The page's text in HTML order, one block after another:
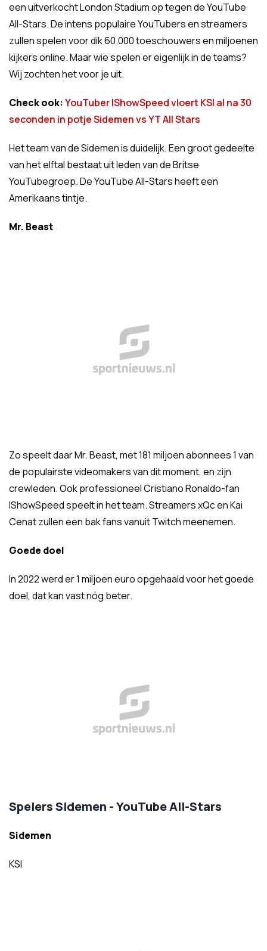
een uitverkocht London Stadium op tegen de YouTube
All-Stars. De intens populaire YouTubers en streamers
zullen spelen voor dik 60.000 toeschouwers en miljoenen
kijkers online. Maar wie spelen er eigenlijk in de teams?
Wij zochten het voor je uit.
Check ook:YouTuber IShowSpeed vloert KSI al na 30
seconden in potje Sidemen vs YT All Stars
Het team van de Sidemen is duidelijk. Een groot gedeelte
van het elftal bestaat uit leden van de Britse
YouTubegroep. De YouTube All-Stars heeft een
Amerikaans tintje.
Mr. Beast
Zo speelt daar Mr. Beast, met 181 miljoen abonnees 1 van
de populairste videomakers van dit moment, en zijn
crewleden. Ook professioneel Cristiano Ronaldo-fan
IShowSpeed speelt in het team. Streamers xQc en Kai
Cenat zullen een bak fans vanuit Twitch meenemen.
Goede doel
In 2022 werd er 1 miljoen euro opgehaald voor het goede
doel, dat kan vast nóg beter.
Spelers Sidemen - YouTube All-Stars
Sidemen
KSI